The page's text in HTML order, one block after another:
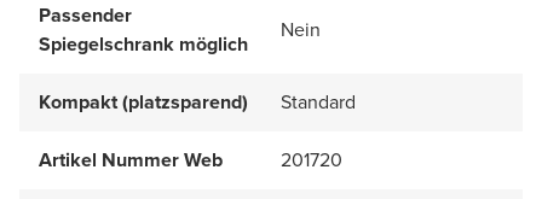
Passender
Spiegelschrank möglich
Nein
Kompakt (platzsparend) Standard
Artikel Nummer Web 201720